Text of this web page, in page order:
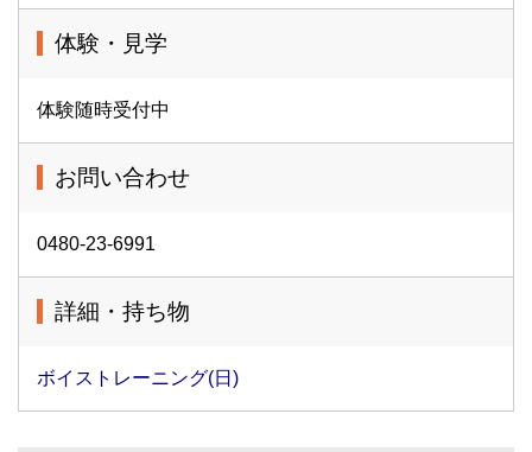
体験・見学
体験随時受付中
お問い合わせ
0480-23-6991
詳細・持ち物
ボイストレーニング(日)